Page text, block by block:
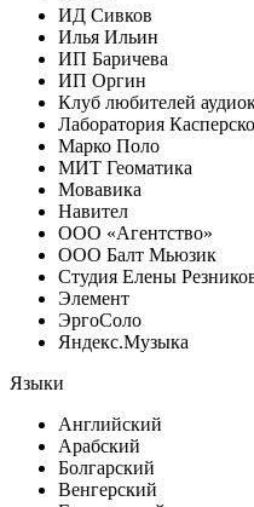
ИД Сивков
Илья Ильин
ИП Баричева
ИП Оргин
Клуб любителей
Лаборатория
Марко Поло
МИТ Геоматика
Мовавика
Навител
ООО «Агентство»
ООО Балт Мьюзик
Студия Елены
Элемент
ЭргоСоло
Яндекс.Музыка
Языки
Английский
Арабский
Болгарский
Венгерский